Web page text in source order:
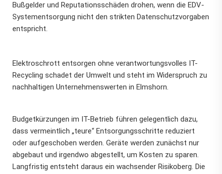
Bußgelder und Reputationsschäden drohen, wenn die EDV-
Systementsorgung nicht den strikten Datenschutzvorgaben
entspricht.
Elektroschrott entsorgen ohne verantwortungsvolles IT-
Recycling schadet der Umwelt und steht im Widerspruch zu
nachhaltigen Unternehmenswerten in Elmshorn.
Budgetkürzungen im IT-Betrieb führen gelegentlich dazu,
dass vermeintlich „teure“ Entsorgungsschritte reduziert
oder aufgeschoben werden. Geräte werden zunächst nur
abgebaut und irgendwo abgestellt, um Kosten zu sparen.
Langfristig entsteht daraus ein wachsender Risikoberg. Die